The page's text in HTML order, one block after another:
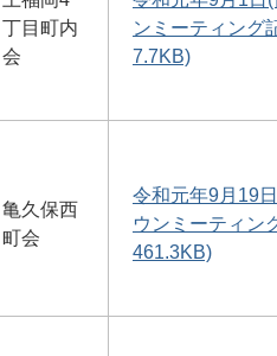
丁目町内
会
ンミーティング
7.7KB)
亀久保西
町会
令和元年9月19
ウンミーティン
461.3KB)